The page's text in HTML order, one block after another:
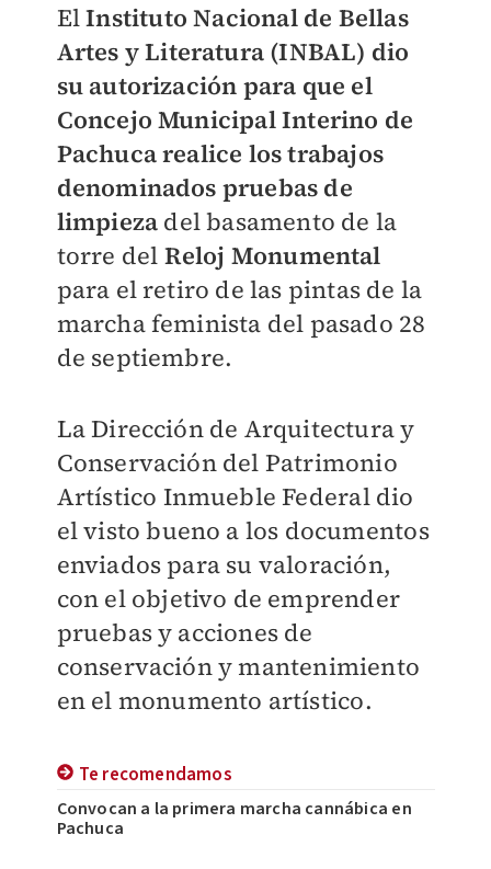
ElInstituto Nacional de Bellas
Artes y Literatura (INBAL) dio
su autorización para que el
Concejo Municipal Interino de
Pachuca realice los trabajos
denominados pruebas de
limpieza del basamento de la
torre del Reloj Monumental
para el retiro de las pintas de la
marcha feminista del pasado 28
de septiembre.
La Dirección de Arquitectura y
Conservación del Patrimonio
Artístico Inmueble Federal dio
el visto bueno a los documentos
enviados para su valoración,
con el objetivo de emprender
pruebas y acciones de
conservación y mantenimiento
en el monumento artístico.
Te recomendamos
Convocan a la primera marcha cannábica en
Pachuca